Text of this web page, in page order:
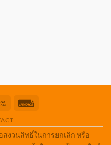
Bank
สงวนสิทธิ์ในการยกเลิก หรือ